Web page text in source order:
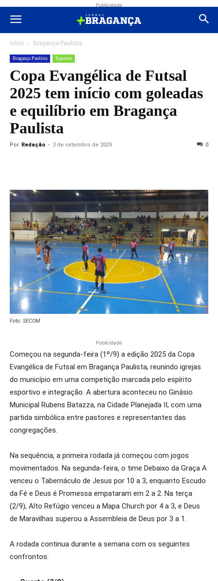
Publicidade
Início Bragança Paulista
Bragança Paulista Esportes
Copa Evangélica de Futsal
2025 tem início com goleadas
e equilíbrio em Bragança
Paulista
Por Redação - 3 de setembro de 2025 0
Foto: SECOM
Publicidade
Começou na segunda-feira (1º/9) a edição 2025 da Copa
Evangélica de Futsal em Bragança Paulista, reunindo igrejas
do município em uma competição marcada pelo espírito
esportivo e integração. A abertura aconteceu no Ginásio
Municipal Rubens Batazza, na Cidade Planejada II, com uma
partida simbólica entre pastores e representantes das
congregações.
Na sequência, a primeira rodada já começou com jogos
movimentados. Na segunda-feira, o time Debaixo da Graça A
venceu o Tabernáculo de Jesus por 10 a 3, enquanto Escudo
da Fé e Deus é Promessa empataram em 2 a 2. Na terça
(2/9), Alto Refúgio venceu a Mapa Church por 4 a 3, e Deus
de Maravilhas superou a Assembleia de Deus por 3 a 1.
A rodada continua durante a semana com os seguintes
confrontos: